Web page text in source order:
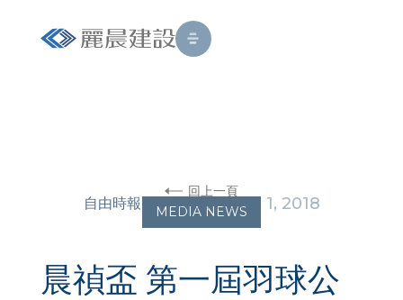
MEDIA NEWS
自由時報 • OCTOBER 1, 2018
回上一頁
晨禎盃 第一屆羽球公